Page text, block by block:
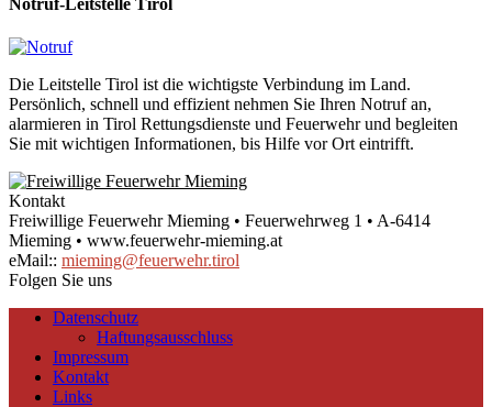
Die Leitstelle Tirol ist die wichtigste Verbindung im Land.
Persönlich, schnell und effizient nehmen Sie Ihren Notruf an,
alarmieren in Tirol Rettungsdienste und Feuerwehr und begleiten
Sie mit wichtigen Informationen, bis Hilfe vor Ort eintrifft.
Kontakt
Freiwillige Feuerwehr Mieming • Feuerwehrweg 1 • A-6414
Mieming • www.feuerwehr-mieming.at
eMail:: mieming@feuerwehr.tirol
Folgen Sie uns
Datenschutz
Haftungsausschluss
Impressum
Kontakt
Links